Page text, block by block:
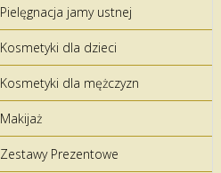
Pielęgnacja jamy ustnej
Kosmetyki dla dzieci
Kosmetyki dla mężczyzn
Makijaż
Zestawy Prezentowe